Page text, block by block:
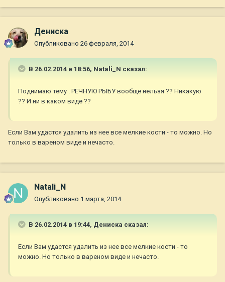
Дениска
Опубликовано 26 февраля, 2014
В 26.02.2014 в 18:56, Natali_N сказал:
Поднимаю тему . РЕЧНУЮ РЫБУ вообще нельзя ?? Никакую
?? И ни в каком виде ??
Если Вам удастся удалить из нее все мелкие кости - то можно. Но
только в вареном виде и нечасто.
Natali_N
Опубликовано 1 марта, 2014
В 26.02.2014 в 19:44, Дениска сказал:
Если Вам удастся удалить из нее все мелкие кости - то
можно. Но только в вареном виде и нечасто.